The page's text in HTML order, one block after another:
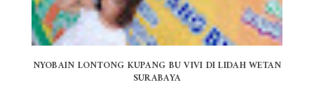
NYOBAIN LONTONG KUPANG BU VIVI DI LIDAH WETAN
SURABAYA